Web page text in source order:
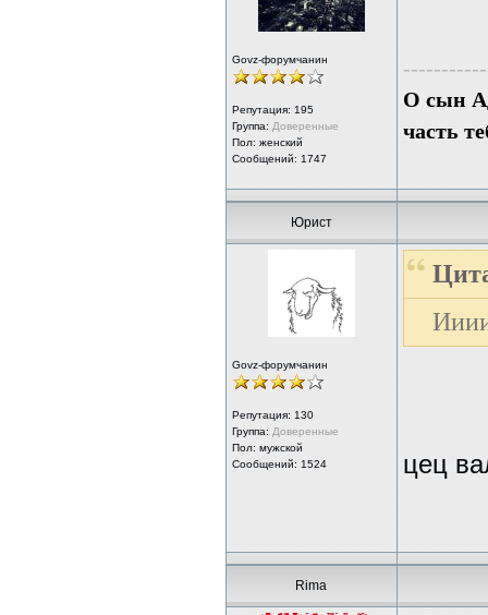
Govz-форумчанин
Репутация: 195
Группа: Доверенные
Пол: женский
Сообщений: 1747
О сын
часть
Юрист
Govz-форумчанин
Репутация: 130
Группа: Доверенные
Пол: мужской
Сообщений: 1524
цец
Rima